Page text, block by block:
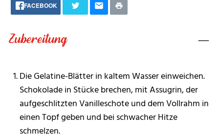
FACEBOOK
Zubereitung
Die Gelatine-Blätter in kaltem Wasser einweichen.
Schokolade in Stücke brechen, mit Assugrin, der
aufgeschlitzten Vanilleschote und dem Vollrahm in
einen Topf geben und bei schwacher Hitze
schmelzen.